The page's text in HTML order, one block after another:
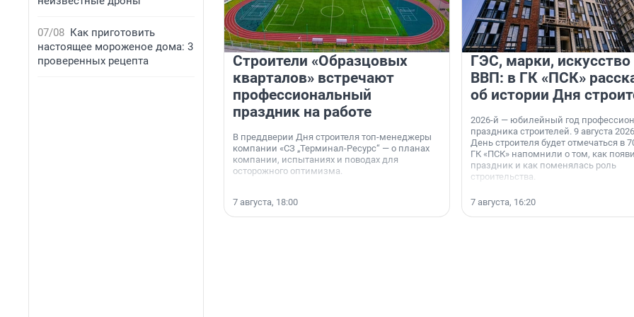
07/08 Как приготовить
настоящее мороженое дома: 3
проверенных рецепта
Строители «Образцовых
кварталов» встречают
профессиональный
праздник на работе
В преддверии Дня строителя топ-менеджеры
компании «СЗ „Терминал-Ресурс“ — о планах
компании, испытаниях и поводах для
осторожного оптимизма.
7 августа, 18:00
ГЭС, марки, искусство
ВВП: в ГК «ПСК»
об истории Дня
2026-й — юбилейный год
праздника строителей. 9 августа
День строителя будет отмечаться в
ГК «ПСК» напомнили о том, как
праздник и как поменялась роль
строительства.
7 августа, 16:20